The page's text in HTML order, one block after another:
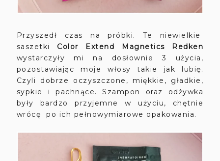
Przyszedł czas na próbki. Te niewielkie
saszetki Color Extend Magnetics Redken
wystarczyły mi na dosłownie 3 użycia,
pozostawiając moje włosy takie jak lubię.
Czyli dobrze oczyszczone, miękkie, gładkie,
sypkie i pachnące. Szampon oraz odżywka
były bardzo przyjemne w użyciu, chętnie
wrócę po ich pełnowymiarowe opakowania.